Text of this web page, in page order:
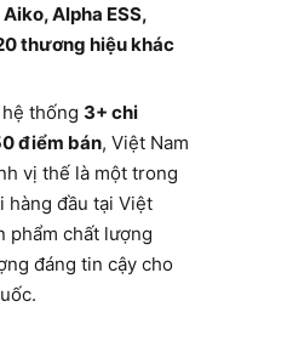
Alpha ESS,
thương hiệu khác
hệ thống 3+ chi
điểm bán, Việt Nam
vị thế là một trong
hàng đầu tại Việt
phẩm chất lượng
đáng tin cậy cho